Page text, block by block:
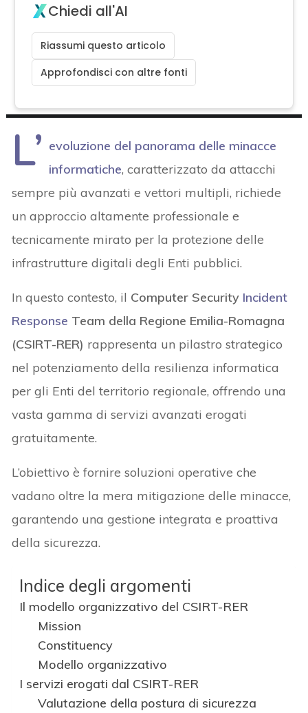
Chiedi all'AI
Riassumi questo articolo
Approfondisci con altre fonti
L’ evoluzione del panorama delle minacce
informatiche, caratterizzato da attacchi
sempre più avanzati e vettori multipli, richiede
un approccio altamente professionale e
tecnicamente mirato per la protezione delle
infrastrutture digitali degli Enti pubblici.
In questo contesto, il Computer Security Incident
Response Team della Regione Emilia-Romagna
(CSIRT-RER) rappresenta un pilastro strategico
nel potenziamento della resilienza informatica
per gli Enti del territorio regionale, offrendo una
vasta gamma di servizi avanzati erogati
gratuitamente.
L’obiettivo è fornire soluzioni operative che
vadano oltre la mera mitigazione delle minacce,
garantendo una gestione integrata e proattiva
della sicurezza.
Indice degli argomenti
Il modello organizzativo del CSIRT-RER
Mission
Constituency
Modello organizzativo
I servizi erogati dal CSIRT-RER
Valutazione della postura di sicurezza